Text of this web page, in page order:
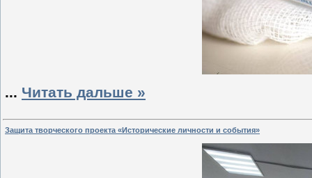
... Читать дальше »
Защита творческого проекта «Исторические личности и события»